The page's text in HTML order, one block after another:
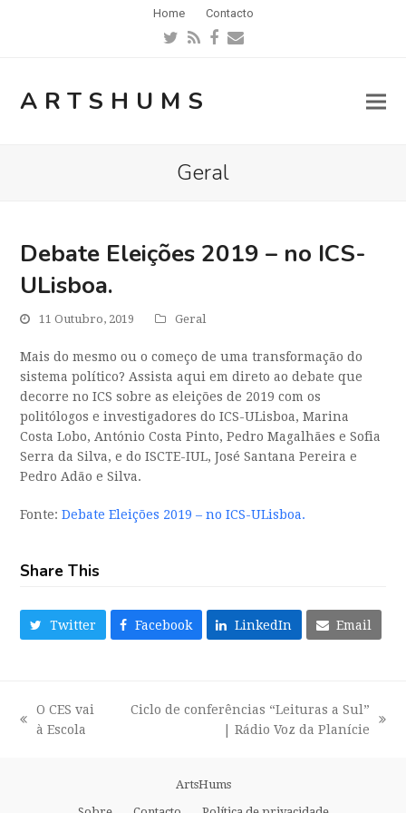
Home Contacto
Twitter
RSSFacebook
Email
ARTSHUMS
Geral
Debate Eleições 2019 – no ICS-
ULisboa.
11 Outubro, 2019 Geral
Mais do mesmo ou o começo de uma transformação do
sistema político? Assista aqui em direto ao debate que
decorre no ICS sobre as eleições de 2019 com os
politólogos e investigadores do ICS-ULisboa, Marina
Costa Lobo, António Costa Pinto, Pedro Magalhães e Sofia
Serra da Silva, e do ISCTE-IUL, José Santana Pereira e
Pedro Adão e Silva.
Fonte:Debate Eleições 2019 – no ICS-ULisboa.
Share This
Twitter Facebook LinkedIn Email
previous
O CES vai
à Escola
Ciclo de conferências “Leituras a Sul”
| Rádio Voz da Planície
ArtsHums